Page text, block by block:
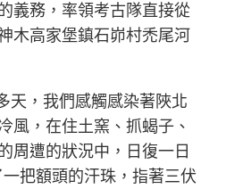
義務，率領考古隊直接從
木高家堡鎮石峁村禿尾河
天，我們感觸感染著陜北
風，在住土窯、抓蝎子、
周遭的狀況中，日復一日
把額頭的汗珠，指著三伏